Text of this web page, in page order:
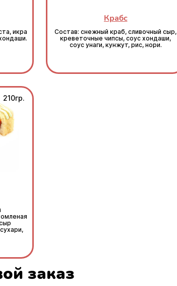
икра
Крабс
Состав: снежный краб, сливочный сыр,
креветочные чипсы, соус хондаши,
соус унаги, кунжут, рис, нори.
210гр.
заказ